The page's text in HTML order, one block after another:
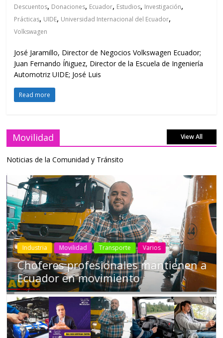
Descuentos, Donaciones, Ecuador, Estudios, Investigación,
Prácticas, UIDE, Universidad Internacional del Ecuador,
Volkswagen
José Jaramillo, Director de Negocios Volkswagen Ecuador;
Juan Fernando Íñiguez, Director de la Escuela de Ingeniería
Automotriz UIDE; José Luis
Read more
Movilidad View All
Noticias de la Comunidad y Tránsito
Industria Movilidad Transporte Varios
Choferes profesionales mantienen a
Ecuador en movimiento